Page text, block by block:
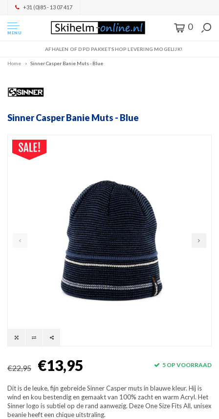
+31 (0)85 - 13 07 417
MENU
0
AFHALEN OF DPD PAKKETSHOP LEVERING MOGELIJK!
Home Sinner Casper Banie Muts - Blue
Sinner Casper Banie Muts - Blue
€22,95 €13,95 5 OP VOORRAAD
Dit is de leuke, fijn gebreide Sinner Casper muts in blauwe kleur. Hij is
wind en kou bestendig en gemaakt van 100% zacht en warm Acryl. Het
Sinner logo is subtiel op de rand aanwezig. Deze One Size Fits All, unisex
beanie heeft een chique uitstraling.